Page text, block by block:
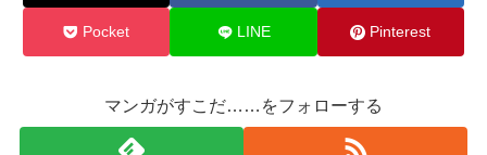
Pocket LINE Pinterest
マンガがすこだ……をフォローする